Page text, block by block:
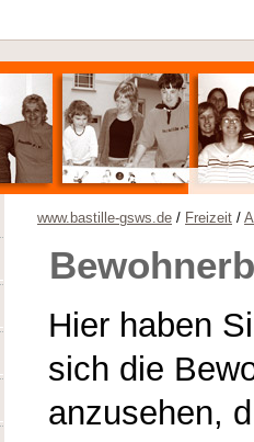
www.bastille-gsws.de / Freizeit /
Hier haben
sich die
anzusehen,